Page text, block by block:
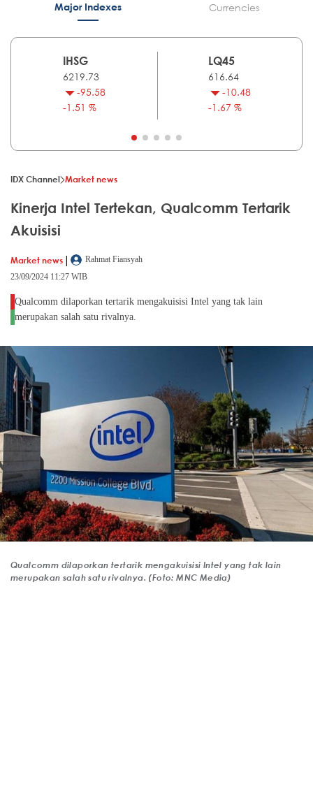
Major Indexes Currencies
IHSG
6219.73
-95.58
-1.51 %
LQ45
616.64
-10.48
-1.67 %
IDX Channel Market news
Kinerja Intel Tertekan, Qualcomm Tertarik
Akuisisi
Market news |
Rahmat Fiansyah
23/09/2024 11:27 WIB
Qualcomm dilaporkan tertarik mengakuisisi Intel yang tak lain
merupakan salah satu rivalnya.
Qualcomm dilaporkan tertarik mengakuisisi Intel yang tak lain
merupakan salah satu rivalnya. (Foto: MNC Media)